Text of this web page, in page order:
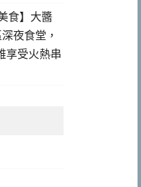
食】大醬
夜食堂，
享受火熱串